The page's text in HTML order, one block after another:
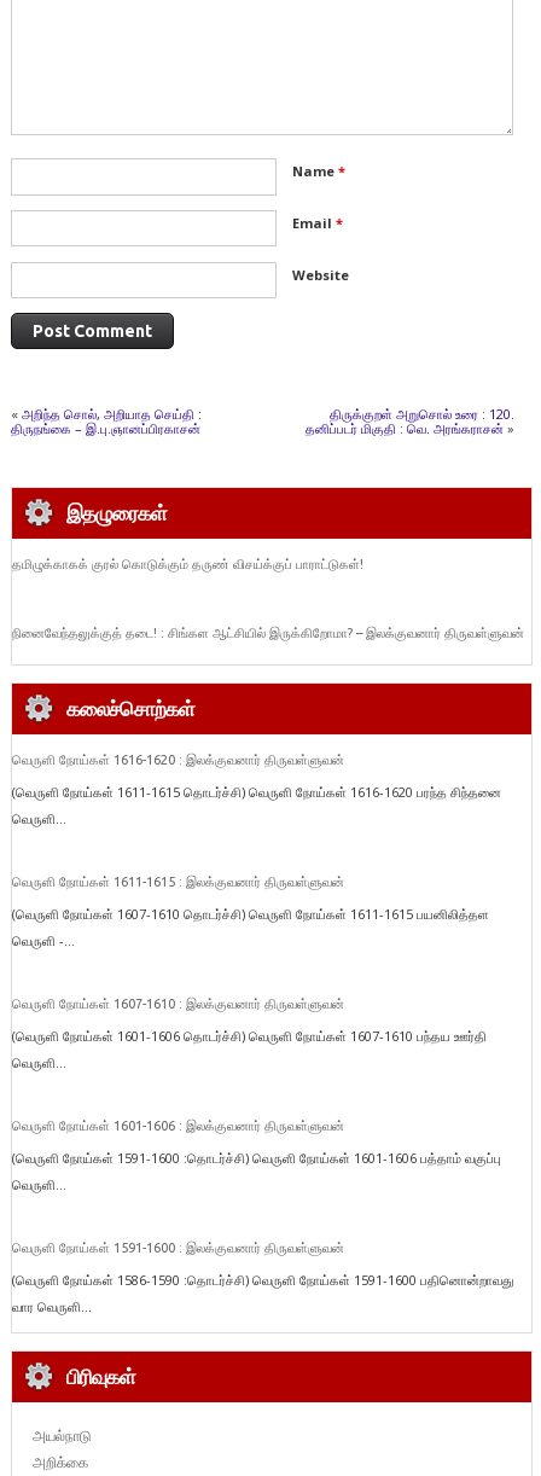
Name *
Email *
Website
« அறிந்த சொல், அறியாத செய்தி :
திருநங்கை – இ.பு.ஞானப்பிரகாசன்
திருக்குறள் அறுசொல் உரை : 120.
தனிப்படர் மிகுதி : வெ. அரங்கராசன் »
இதழுரைகள்
தமிழுக்காகக் குரல் கொடுக்கும் தருண் விசய்க்குப் பாராட்டுகள்!
நினைவேந்தலுக்குத் தடை! : சிங்கள ஆட்சியில் இருக்கிறோமா? – இலக்குவனார் திருவள்ளுவன்
கலைச்சொற்கள்
வெருளி நோய்கள் 1616-1620 : இலக்குவனார் திருவள்ளுவன்
(வெருளி நோய்கள் 1611-1615 தொடர்ச்சி) வெருளி நோய்கள் 1616-1620 பரந்த சிந்தனை
வெருளி...
வெருளி நோய்கள் 1611-1615 : இலக்குவனார் திருவள்ளுவன்
(வெருளி நோய்கள் 1607-1610 தொடர்ச்சி) வெருளி நோய்கள் 1611-1615 பயனிலித்தள
வெருளி -...
வெருளி நோய்கள் 1607-1610 : இலக்குவனார் திருவள்ளுவன்
(வெருளி நோய்கள் 1601-1606 தொடர்ச்சி) வெருளி நோய்கள் 1607-1610 பந்தய ஊர்தி
வெருளி...
வெருளி நோய்கள் 1601-1606 : இலக்குவனார் திருவள்ளுவன்
(வெருளி நோய்கள் 1591-1600 :தொடர்ச்சி) வெருளி நோய்கள் 1601-1606 பத்தாம் வகுப்பு
வெருளி...
வெருளி நோய்கள் 1591-1600 : இலக்குவனார் திருவள்ளுவன்
(வெருளி நோய்கள் 1586-1590 :தொடர்ச்சி) வெருளி நோய்கள் 1591-1600 பதினொன்றாவது
வார வெருளி...
பிரிவுகள்
அயல்நாடு
அறிக்கை